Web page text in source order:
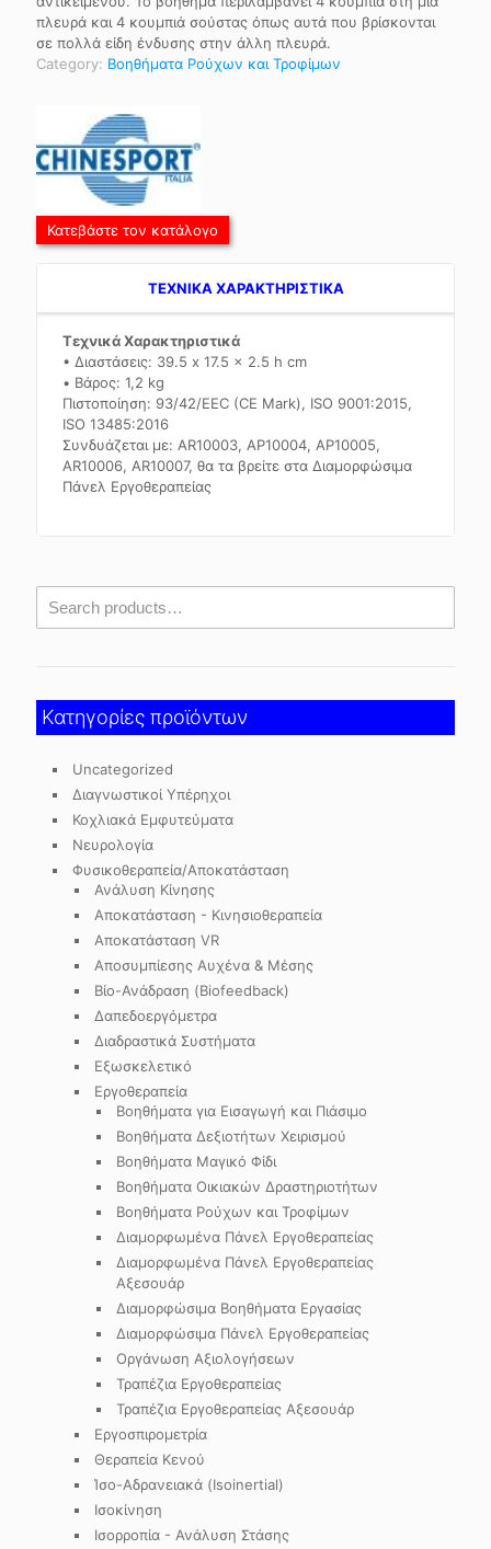
πλευρά και 4 κουμπιά σούστας όπως αυτά που βρίσκονται
σε πολλά είδη ένδυσης στην άλλη πλευρά.
Category: Βοηθήματα Ρούχων και Τροφίμων
Κατεβάστε τον κατάλογο
TEXNIKA ΧΑΡΑΚΤΗΡΙΣΤΙΚΑ
Τεχνικά Χαρακτηριστικά
• Διαστάσεις: 39.5 x 17.5 x 2.5 h cm
• Βάρος: 1,2 kg
Πιστοποίηση: 93/42/EEC (CE Mark), ISO 9001:2015,
ISO 13485:2016
Συνδυάζεται με: AR10003, ΑΡ10004, ΑΡ10005,
AR10006, AR10007, θα τα βρείτε στα Διαμορφώσιμα
Πάνελ Εργοθεραπείας
Κατηγορίες προϊόντων
Uncategorized
Διαγνωστικοί Υπέρηχοι
Κοχλιακά Εμφυτεύματα
Νευρολογία
Φυσικοθεραπεία/Αποκατάσταση
Ανάλυση Κίνησης
Αποκατάσταση - Κινησιοθεραπεία
Αποκατάσταση VR
Αποσυμπίεσης Αυχένα & Μέσης
Βίο-Ανάδραση (Biofeedback)
Δαπεδοεργόμετρα
Διαδραστικά Συστήματα
Εξωσκελετικό
Εργοθεραπεία
Βοηθήματα για Εισαγωγή και Πιάσιμο
Βοηθήματα Δεξιοτήτων Χειρισμού
Βοηθήματα Μαγικό Φίδι
Βοηθήματα Οικιακών Δραστηριοτήτων
Βοηθήματα Ρούχων και Τροφίμων
Διαμορφωμένα Πάνελ Εργοθεραπείας
Διαμορφωμένα Πάνελ Εργοθεραπείας
Αξεσουάρ
Διαμορφώσιμα Βοηθήματα Εργασίας
Διαμορφώσιμα Πάνελ Εργοθεραπείας
Οργάνωση Αξιολογήσεων
Τραπέζια Εργοθεραπείας
Τραπέζια Εργοθεραπείας Αξεσουάρ
Εργοσπιρομετρία
Θεραπεία Κενού
Ίσο-Αδρανειακά (Isoinertial)
Ισοκίνηση
Ισορροπία - Ανάλυση Στάσης